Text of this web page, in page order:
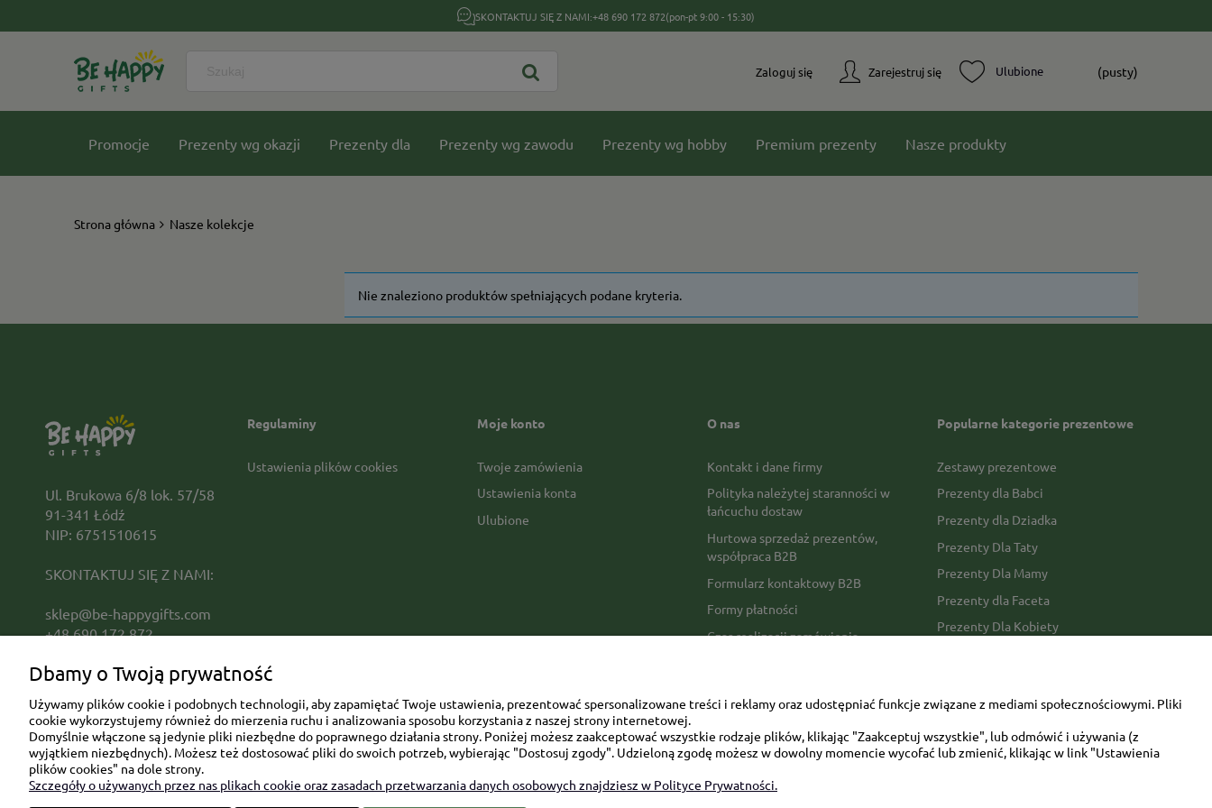
SKONTAKTUJ SIĘ Z NAMI:+48 690 172 872(pon-pt 9:00 - 15:30)
Zarejestruj się
Zaloguj się (pusty)
Promocje Prezenty wg okazji Prezenty dla Prezenty wg zawodu Prezenty wg hobby Premium prezenty Nasze produkty
Strona główna Nasze kolekcje
Nie znaleziono produktów spełniających podane kryteria.
Regulaminy
Ustawienia plików cookies
Moje konto
Twoje zamówienia
Ustawienia konta
Ulubione
O nas
Kontakt i dane firmy
Polityka należytej staranności w
łańcuchu dostaw
Hurtowa sprzedaż prezentów,
współpraca B2B
Formularz kontaktowy B2B
Formy płatności
Czas realizacji zamówienia
Mapa kategorii
Popularne kategorie prezentowe
Zestawy prezentowe
Prezenty dla Babci
Prezenty dla Dziadka
Prezenty Dla Taty
Prezenty Dla Mamy
Prezenty dla Faceta
Prezenty Dla Kobiety
Urodziny/imieniny
Ul. Brukowa 6/8 lok. 57/58
91-341 Łódź
NIP: 6751510615
SKONTAKTUJ SIĘ Z NAMI:
sklep@be-happygifts.com
+48 690 172 872
Dbamy o Twoją prywatność
Używamy plików cookie i podobnych technologii, aby zapamiętać Twoje ustawienia, prezentować spersonalizowane treści i reklamy oraz udostępniać funkcje związane z mediami społecznościowymi. Pliki
cookie wykorzystujemy również do mierzenia ruchu i analizowania sposobu korzystania z naszej strony internetowej.
Domyślnie włączone są jedynie pliki niezbędne do poprawnego działania strony. Poniżej możesz zaakceptować wszystkie rodzaje plików, klikając "Zaakceptuj wszystkie", lub odmówić i używania (z
wyjątkiem niezbędnych). Możesz też dostosować pliki do swoich potrzeb, wybierając "Dostosuj zgody". Udzieloną zgodę możesz w dowolny momencie wycofać lub zmienić, klikając w link "Ustawienia
plików cookies" na dole strony.
Szczegóły o używanych przez nas plikach cookie oraz zasadach przetwarzania danych osobowych znajdziesz w Polityce Prywatności.